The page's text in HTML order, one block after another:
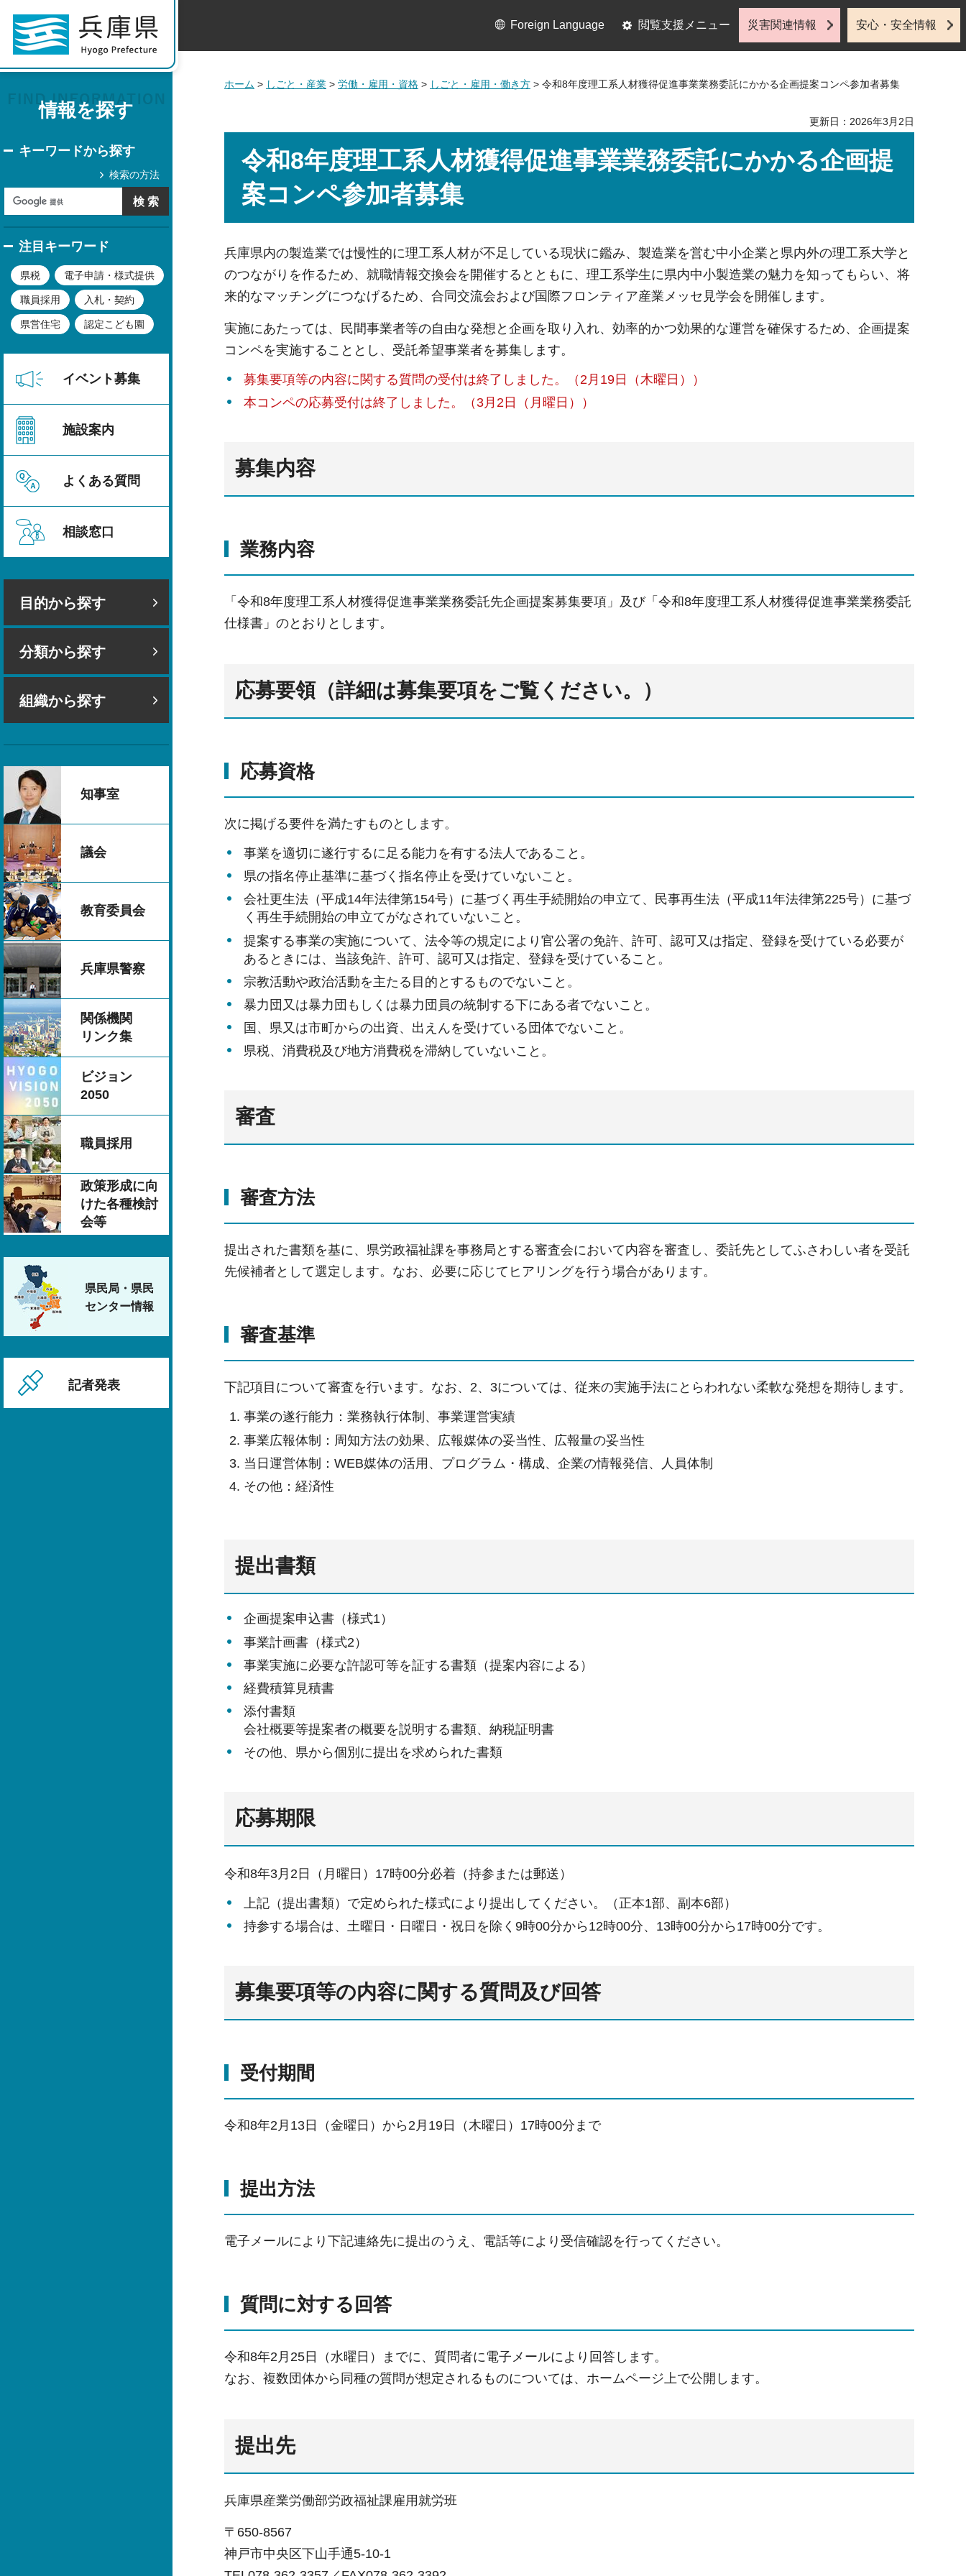
情報を探す
キーワードから探す
検索の方法
注目キーワード
県税 電子申請・様式提供
職員採用 入札・契約
県営住宅 認定こども園
イベント募集
施設案内
よくある質問
相談窓口
目的から探す
分類から探す
組織から探す
知事室
議会
教育委員会
兵庫県警察
関係機関
リンク集
ビジョン
2050
職員採用
政策形成に向
けた各種検討
会等
県民局・県民
センター情報
記者発表
Foreign Language 閲覧支援メニュー 災害関連情報 安心・安全情報
ホーム > しごと・産業 > 労働・雇用・資格 > しごと・雇用・働き方 > 令和8年度理工系人材獲得促進事業業務委託にかかる企画提案コンペ参加者募集
更新日：2026年3月2日
令和8年度理工系人材獲得促進事業業務委託にかかる企画提
案コンペ参加者募集
兵庫県内の製造業では慢性的に理工系人材が不足している現状に鑑み、製造業を営む中小企業と県内外の理工系大学と
のつながりを作るため、就職情報交換会を開催するとともに、理工系学生に県内中小製造業の魅力を知ってもらい、将
来的なマッチングにつなげるため、合同交流会および国際フロンティア産業メッセ見学会を開催します。
実施にあたっては、民間事業者等の自由な発想と企画を取り入れ、効率的かつ効果的な運営を確保するため、企画提案
コンペを実施することとし、受託希望事業者を募集します。
募集要項等の内容に関する質問の受付は終了しました。（2月19日（木曜日））
本コンペの応募受付は終了しました。（3月2日（月曜日））
募集内容
業務内容
「令和8年度理工系人材獲得促進事業業務委託先企画提案募集要項」及び「令和8年度理工系人材獲得促進事業業務委託
仕様書」のとおりとします。
応募要領（詳細は募集要項をご覧ください。）
応募資格
次に掲げる要件を満たすものとします。
事業を適切に遂行するに足る能力を有する法人であること。
県の指名停止基準に基づく指名停止を受けていないこと。
会社更生法（平成14年法律第154号）に基づく再生手続開始の申立て、民事再生法（平成11年法律第225号）に基づ
く再生手続開始の申立てがなされていないこと。
提案する事業の実施について、法令等の規定により官公署の免許、許可、認可又は指定、登録を受けている必要が
あるときには、当該免許、許可、認可又は指定、登録を受けていること。
宗教活動や政治活動を主たる目的とするものでないこと。
暴力団又は暴力団もしくは暴力団員の統制する下にある者でないこと。
国、県又は市町からの出資、出えんを受けている団体でないこと。
県税、消費税及び地方消費税を滞納していないこと。
審査
審査方法
提出された書類を基に、県労政福祉課を事務局とする審査会において内容を審査し、委託先としてふさわしい者を受託
先候補者として選定します。なお、必要に応じてヒアリングを行う場合があります。
審査基準
下記項目について審査を行います。なお、2、3については、従来の実施手法にとらわれない柔軟な発想を期待します。
事業の遂行能力：業務執行体制、事業運営実績
事業広報体制：周知方法の効果、広報媒体の妥当性、広報量の妥当性
当日運営体制：WEB媒体の活用、プログラム・構成、企業の情報発信、人員体制
その他：経済性
提出書類
企画提案申込書（様式1）
事業計画書（様式2）
事業実施に必要な許認可等を証する書類（提案内容による）
経費積算見積書
添付書類
会社概要等提案者の概要を説明する書類、納税証明書
その他、県から個別に提出を求められた書類
応募期限
令和8年3月2日（月曜日）17時00分必着（持参または郵送）
上記（提出書類）で定められた様式により提出してください。（正本1部、副本6部）
持参する場合は、土曜日・日曜日・祝日を除く9時00分から12時00分、13時00分から17時00分です。
募集要項等の内容に関する質問及び回答
受付期間
令和8年2月13日（金曜日）から2月19日（木曜日）17時00分まで
提出方法
電子メールにより下記連絡先に提出のうえ、電話等により受信確認を行ってください。
質問に対する回答
令和8年2月25日（水曜日）までに、質問者に電子メールにより回答します。
なお、複数団体から同種の質問が想定されるものについては、ホームページ上で公開します。
提出先
兵庫県産業労働部労政福祉課雇用就労班
〒650-8567
神戸市中央区下山手通5-10-1